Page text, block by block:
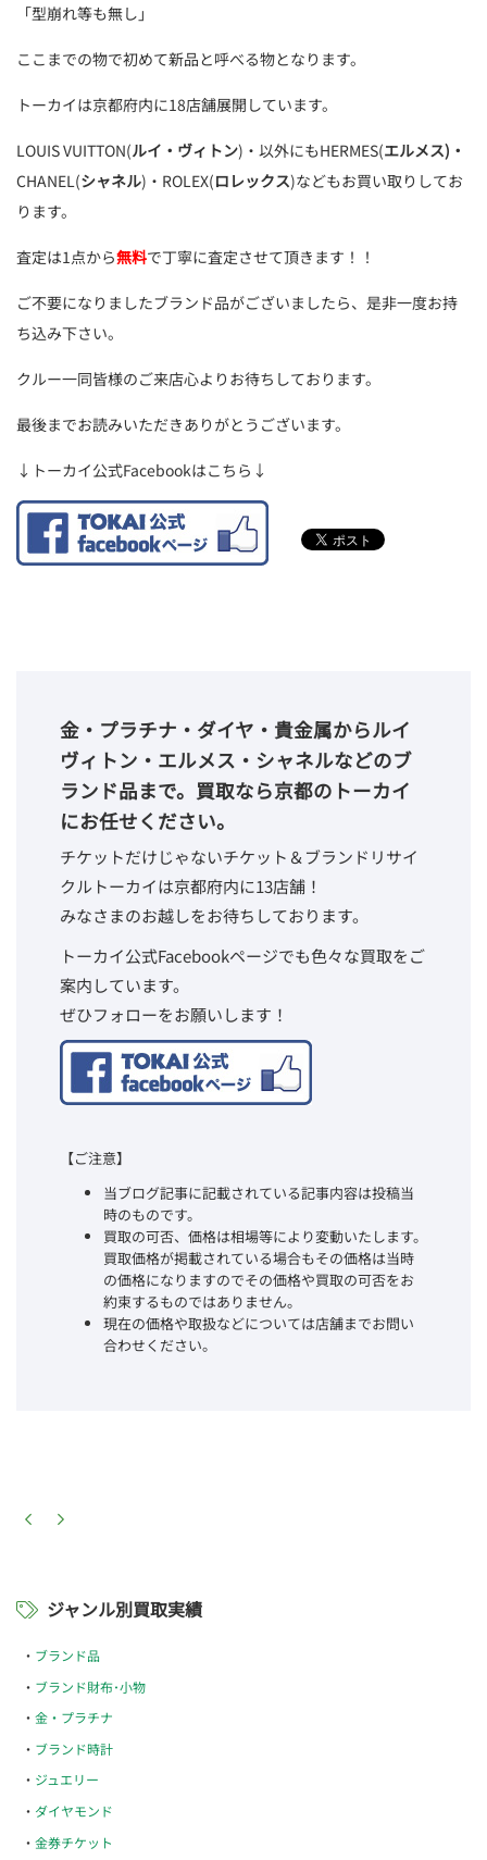
「型崩れ等も無し」
ここまでの物で初めて新品と呼べる物となります。
トーカイは京都府内に18店舗展開しています。
LOUIS VUITTON(ルイ・ヴィトン)・以外にもHERMES(エルメス)・
CHANEL(シャネル)・ROLEX(ロレックス)などもお買い取りしてお
ります。
査定は1点から無料で丁寧に査定させて頂きます！！
ご不要になりましたブランド品がございましたら、是非一度お持
ち込み下さい。
クルー一同皆様のご来店心よりお待ちしております。
最後までお読みいただきありがとうございます。
↓トーカイ公式Facebookはこちら↓
金・プラチナ・ダイヤ・貴金属からルイ
ヴィトン・エルメス・シャネルなどのブ
ランド品まで。買取なら京都のトーカイ
にお任せください。
チケットだけじゃないチケット＆ブランドリサイ
クルトーカイは京都府内に13店舗！
みなさまのお越しをお待ちしております。
トーカイ公式Facebookページでも色々な買取をご
案内しています。
ぜひフォローをお願いします！
【ご注意】
当ブログ記事に記載されている記事内容は投稿当
時のものです。
買取の可否、価格は相場等により変動いたします。
買取価格が掲載されている場合もその価格は当時
の価格になりますのでその価格や買取の可否をお
約束するものではありません。
現在の価格や取扱などについては店舗までお問い
合わせください。
ジャンル別買取実績
ブランド品
ブランド財布･小物
金・プラチナ
ブランド時計
ジュエリー
ダイヤモンド
金券チケット